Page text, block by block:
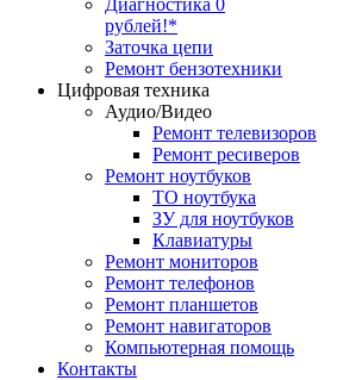
Диагностика 0
рублей!*
Заточка цепи
Ремонт бензотехники
Цифровая техника
Аудио/Видео
Ремонт телевизоров
Ремонт ресиверов
Ремонт ноутбуков
ТО ноутбука
ЗУ для ноутбуков
Клавиатуры
Ремонт мониторов
Ремонт телефонов
Ремонт планшетов
Ремонт навигаторов
Компьютерная помощь
Контакты